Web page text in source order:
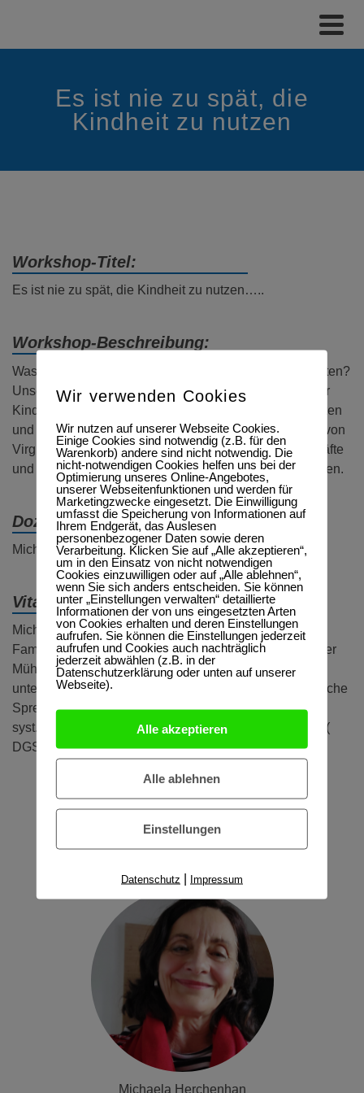
Es ist nie zu spät, die
Kindheit zu nutzen
Workshop-Titel:
Es ist nie zu spät, die Kindheit zu nutzen…..
Workshop-Beschreibung:
Was stärkt und hält uns in aufregenden unsicheren Zeiten?
Unsere Prägungen, unsere „Überlebensregeln“ aus der
Kindheit können uns für neue Herausforderungen stärken
und sichern. Mit der Methode der Regeltransformation von
Virginia Satir wollen wir in diesem Workshop deren Kräfte
und Ressourcen für das heutige Leben erfahrbar machen.
Dozent:
Michaela Herchenhan
Vita:
Michaela Herchenhan ist systemische Paar – und
Familientherapeutin in freier Praxis, Leiterin des Wenger
Mühle Centrums Bayern, Coachin und Supervisorin in
unterschiedlichen Kontexten, ehemalige familienpolitische
Sprecherin und Vorständin der DGSF, Entwicklerin von
syst. Projekten (Cleartalk©; Empfohlene Einrichtungen(
DGSF)) u.v.m..
Michaela Herchenhan
Wir verwenden Cookies
Wir nutzen auf unserer Webseite Cookies.
Einige Cookies sind notwendig (z.B. für den
Warenkorb) andere sind nicht notwendig. Die
nicht-notwendigen Cookies helfen uns bei der
Optimierung unseres Online-Angebotes,
unserer Webseitenfunktionen und werden für
Marketingzwecke eingesetzt. Die Einwilligung
umfasst die Speicherung von Informationen auf
Ihrem Endgerät, das Auslesen
personenbezogener Daten sowie deren
Verarbeitung. Klicken Sie auf „Alle akzeptieren“,
um in den Einsatz von nicht notwendigen
Cookies einzuwilligen oder auf „Alle ablehnen“,
wenn Sie sich anders entscheiden. Sie können
unter „Einstellungen verwalten“ detaillierte
Informationen der von uns eingesetzten Arten
von Cookies erhalten und deren Einstellungen
aufrufen. Sie können die Einstellungen jederzeit
aufrufen und Cookies auch nachträglich
jederzeit abwählen (z.B. in der
Datenschutzerklärung oder unten auf unserer
Webseite).
Alle akzeptieren
Alle ablehnen
Einstellungen
Datenschutz | Impressum